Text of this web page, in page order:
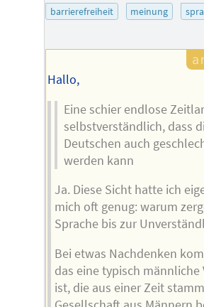
barrierefreiheit meinung
Hallo,
Eine schier endlose
selbstverständlich, dass
Deutschen auch
werden kann
Ja. Diese Sicht hatte ich
mich oft genug: warum
Sprache bis zur
Bei etwas Nachdenken
das eine typisch
ist, die aus einer Zeit